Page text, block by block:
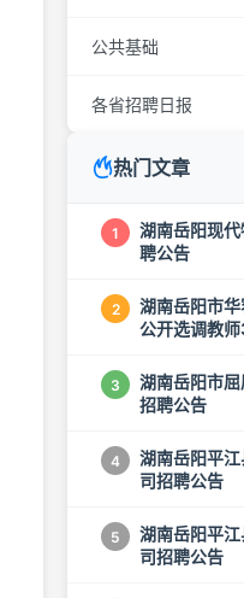
公共基础
各省招聘日报
热门文章
1
湖南岳阳现
聘公告
2
湖南岳阳市
公开选调教
3
湖南岳阳市
招聘公告
4
湖南岳阳平
司招聘公告
5
湖南岳阳平
司招聘公告